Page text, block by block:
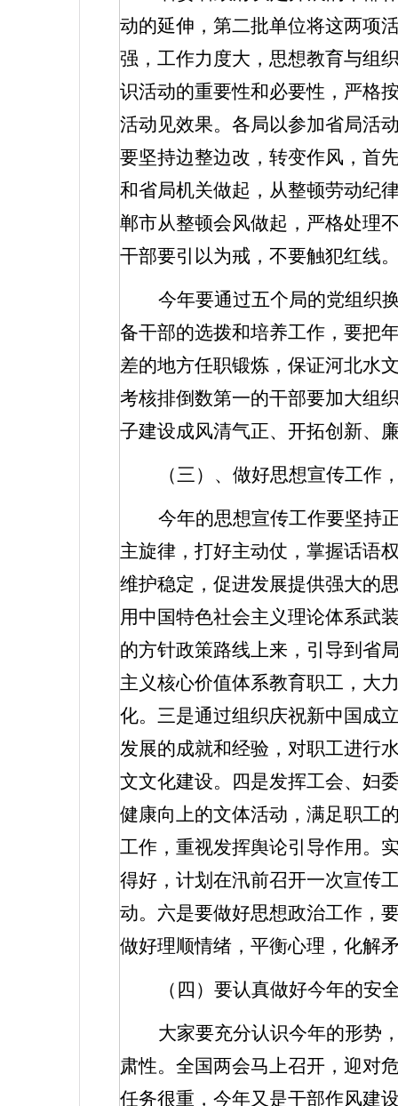
动的延伸，第二批单位将这两项
强，工作力度大，思想教育与组
识活动的重要性和必要性，严格
活动见效果。各局以参加省局活
要坚持边整边改，转变作风，首
和省局机关做起，从整顿劳动纪
郸市从整顿会风做起，严格处理
干部要引以为戒，不要触犯红线
今年要通过五个局的党组织
备干部的选拨和培养工作，要把
差的地方任职锻炼，保证河北水
考核排倒数第一的干部要加大组
子建设成风清气正、开拓创新、
（三）、做好思想宣传工作
今年的思想宣传工作要坚持
主旋律，打好主动仗，掌握话语
维护稳定，促进发展提供强大的
用中国特色社会主义理论体系武
的方针政策路线上来，引导到省
主义核心价值体系教育职工，大
化。三是通过组织庆祝新中国成
发展的成就和经验，对职工进行
文文化建设。四是发挥工会、妇
健康向上的文体活动，满足职工
工作，重视发挥舆论引导作用。
得好，计划在汛前召开一次宣传
动。六是要做好思想政治工作，
做好理顺情绪，平衡心理，化解
（四）要认真做好今年的安
大家要充分认识今年的形势
肃性。全国两会马上召开，迎对
任务很重，今年又是干部作风建